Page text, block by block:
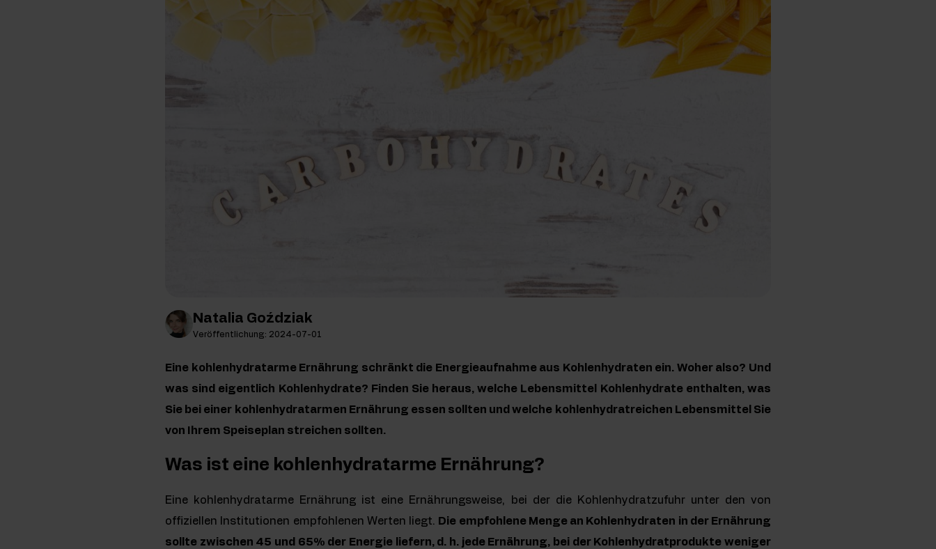
Natalia Goździak
Veröffentlichung: 2024-07-01
Eine kohlenhydratarme Ernährung schränkt die Energieaufnahme aus Kohlenhydraten ein. Woher also? Und
was sind eigentlich Kohlenhydrate? Finden Sie heraus, welche Lebensmittel Kohlenhydrate enthalten, was
Sie bei einer kohlenhydratarmen Ernährung essen sollten und welche kohlenhydratreichen Lebensmittel Sie
von Ihrem Speiseplan streichen sollten.
Was ist eine kohlenhydratarme Ernährung?
Eine kohlenhydratarme Ernährung ist eine Ernährungsweise, bei der die Kohlenhydratzufuhr unter den von
offiziellen Institutionen empfohlenen Werten liegt. Die empfohlene Menge an Kohlenhydraten in der Ernährung
sollte zwischen 45 und 65% der Energie liefern, d. h. jede Ernährung, bei der Kohlenhydratprodukte weniger